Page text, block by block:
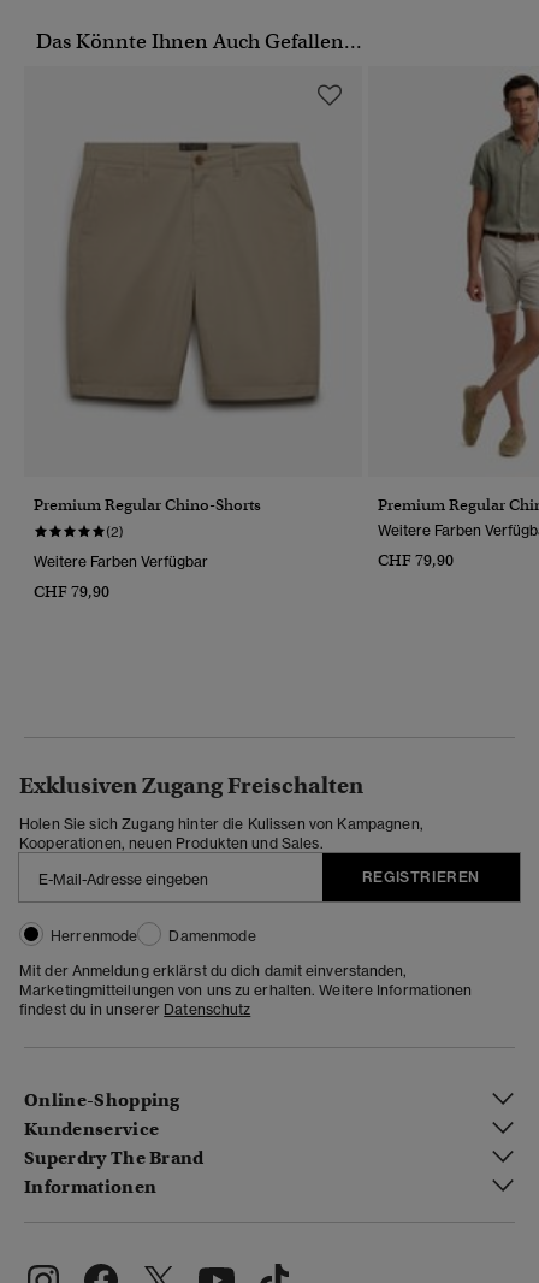
Das Könnte Ihnen Auch Gefallen...
Premium Regular Chino-Shorts
(2)
Weitere Farben Verfügbar
CHF 79,90
Premium Regular
Weitere Farben
CHF 79,90
Exklusiven Zugang Freischalten
Holen Sie sich Zugang hinter die Kulissen von Kampagnen,
Kooperationen, neuen Produkten und Sales.
REGISTRIEREN
Herrenmode
Damenmode
Mit der Anmeldung erklärst du dich damit einverstanden,
Marketingmitteilungen von uns zu erhalten. Weitere Informationen
findest du in unserer Datenschutz
Online-Shopping
Kundenservice
Superdry The Brand
Informationen